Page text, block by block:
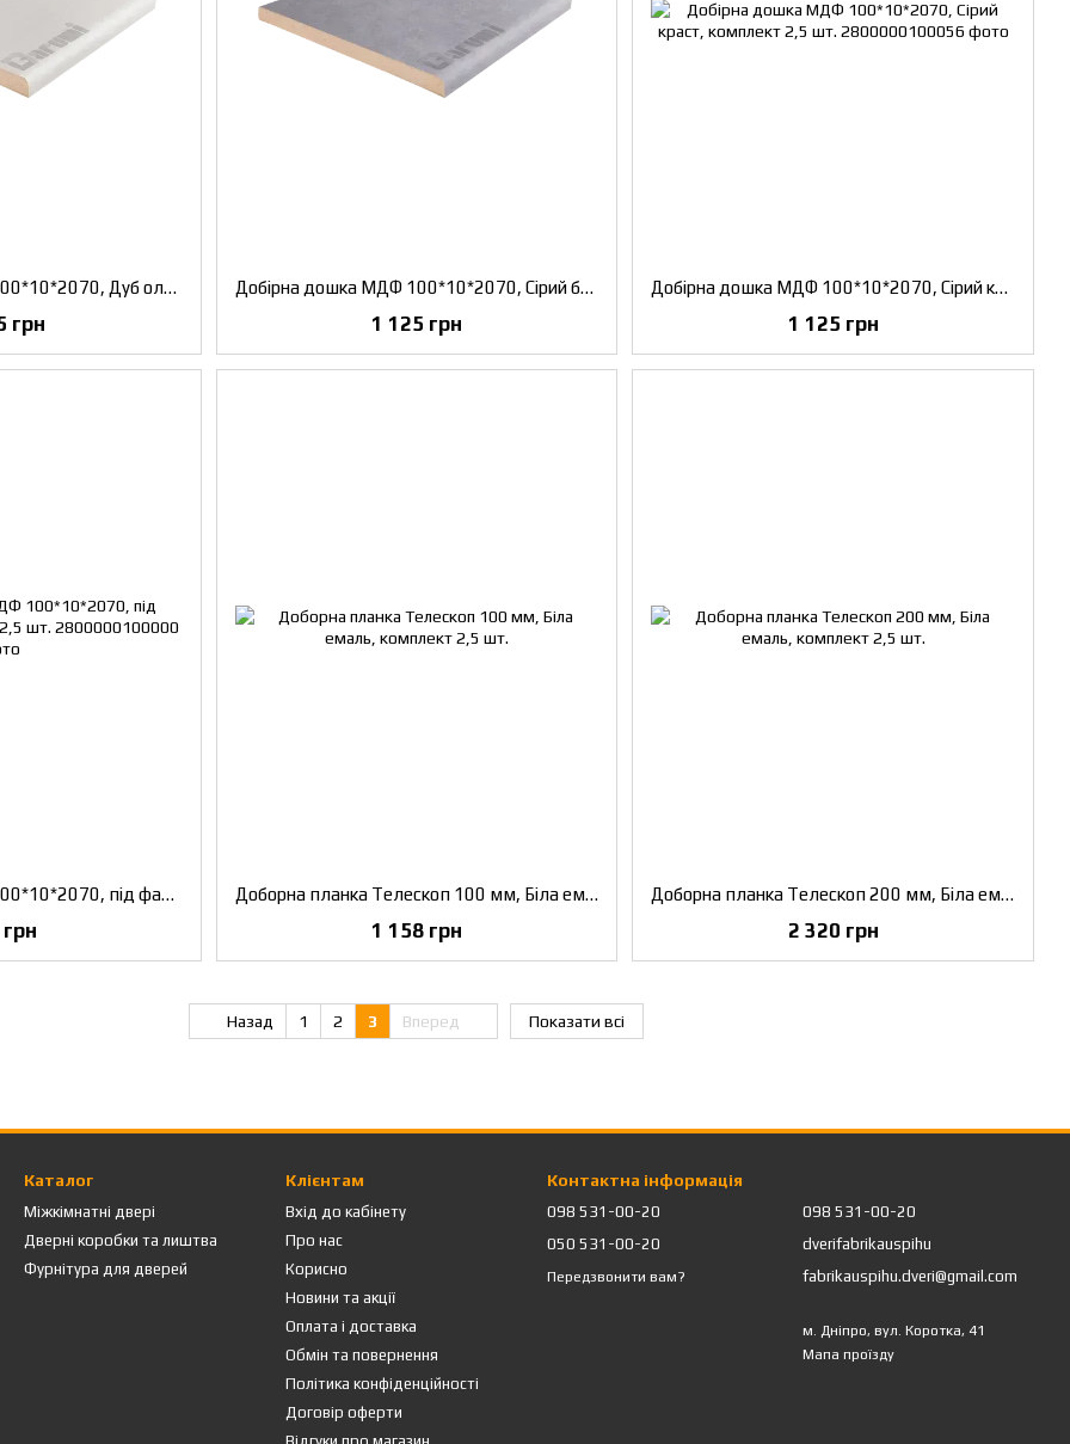
Добірна дошка МДФ 100*10*2070, Дуб ольс, комплект 2,5 шт.
грн
Добірна дошка МДФ 100*10*2070, Сірий бетон, комплект 2,5 шт.
1 125 грн
Добірна дошка МДФ 100*10*2070, Сірий краст, комплект 2,5 шт.
1 125 грн
Добірна дошка МДФ 100*10*2070, під фарбування, комплект 2,5 шт. Доборна планка Телескоп 100 мм, Біла емаль, комплект 2,5 шт.
1 158 грн
Доборна планка Телескоп 200 мм, Біла емаль, комплект 2,5 шт.
2 320 грн
Назад 1 2 3 Вперед Показати всі
Каталог
Міжкімнатні двері
Дверні коробки та лиштва
Фурнітура для дверей
Клієнтам
Вхід до кабінету
Про нас
Корисно
Новини та акції
Оплата і доставка
Обмін та повернення
Політика конфіденційності
Договір оферти
Контактна інформація
098 531-00-20
050 531-00-20
Передзвонити вам?
098 531-00-20
dverifabrikauspihu
fabrikauspihu.dveri@gmail.com
м. Дніпро, вул. Коротка, 41
Мапа проїзду